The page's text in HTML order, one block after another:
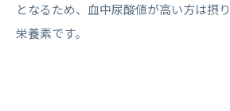
となるため、血中尿酸値が高い方は摂
栄養素です。